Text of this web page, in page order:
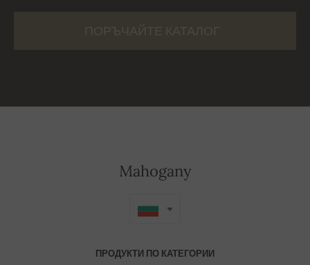
Mahogany
ПРОДУКТИ ПО КАТЕГОРИИ